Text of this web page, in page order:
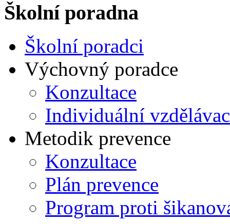
Školní poradna
Školní poradci
Výchovný poradce
Konzultace
Individuální
Metodik prevence
Konzultace
Plán prevence
Program proti